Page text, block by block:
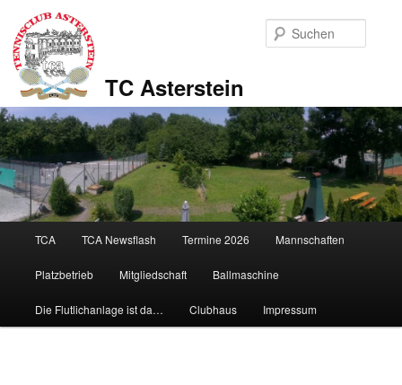
Inhalt
wechseln
TC Asterstein
TCA TCA Newsflash Termine 2026 Mannschaften
Platzbetrieb Mitgliedschaft Ballmaschine
Die Flutlichanlage ist da… Clubhaus Impressum